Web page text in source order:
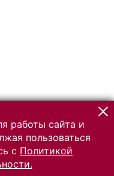
работы сайта и
пользоваться
с Политикой